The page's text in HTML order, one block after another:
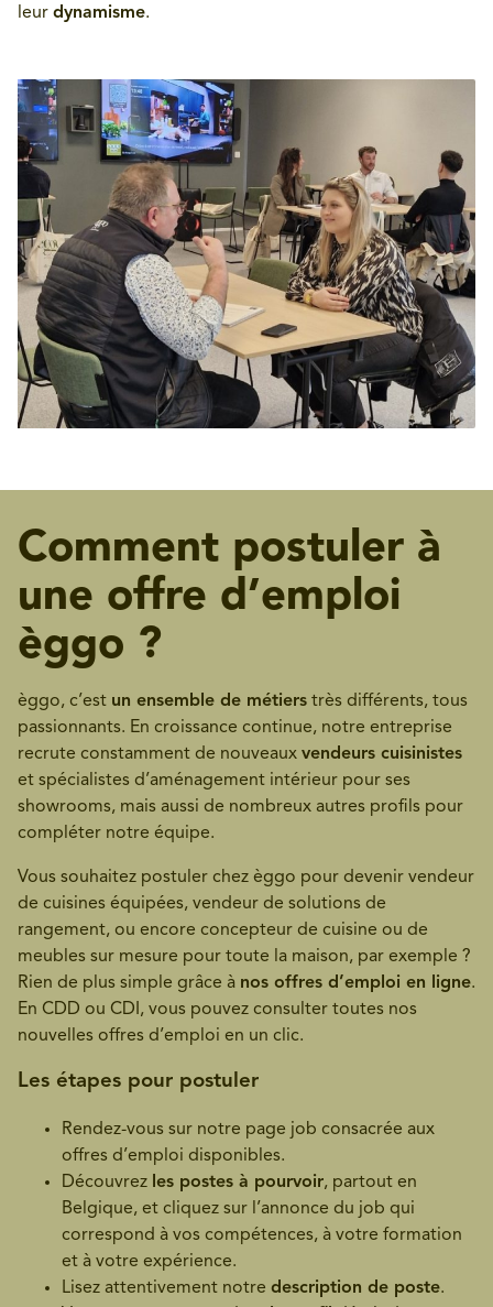
leur dynamisme.
Comment postuler à
une offre d’emploi
èggo ?
èggo, c’est un ensemble de métiers très différents, tous
passionnants. En croissance continue, notre entreprise
recrute constamment de nouveaux vendeurs cuisinistes
et spécialistes d’aménagement intérieur pour ses
showrooms, mais aussi de nombreux autres profils pour
compléter notre équipe.
Vous souhaitez postuler chez èggo pour devenir vendeur
de cuisines équipées, vendeur de solutions de
rangement, ou encore concepteur de cuisine ou de
meubles sur mesure pour toute la maison, par exemple ?
Rien de plus simple grâce à nos offres d’emploi en ligne.
En CDD ou CDI, vous pouvez consulter toutes nos
nouvelles offres d’emploi en un clic.
Les étapes pour postuler
Rendez-vous sur notre page job consacrée aux
offres d’emploi disponibles.
Découvrez les postes à pourvoir, partout en
Belgique, et cliquez sur l’annonce du job qui
correspond à vos compétences, à votre formation
et à votre expérience.
Lisez attentivement notre description de poste.